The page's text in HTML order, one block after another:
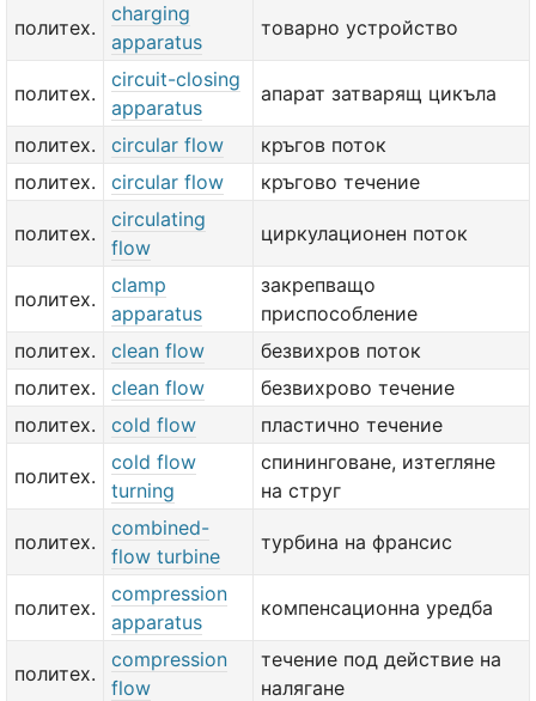
политех.
charging
apparatus
товарно устройство
политех.
circuit-closing
apparatus
апарат затварящ цикъла
политех. circular flow
кръгов поток
политех.
circular flow кръгово течение
политех.
circulating
flow
циркулационен поток
политех.
clamp
apparatus
закрепващо
приспособление
политех.
clean flow
безвихров поток
политех.
clean flow
безвихрово течение
политех.
cold flow пластично течение
политех.
cold flow
turning
спининговане, изтегляне
на струг
политех.
combined-
flow turbine
турбина на франсис
политех.
compression
apparatus
компенсационна уредба
политех.
compression
flow
течение под действие на
налягане